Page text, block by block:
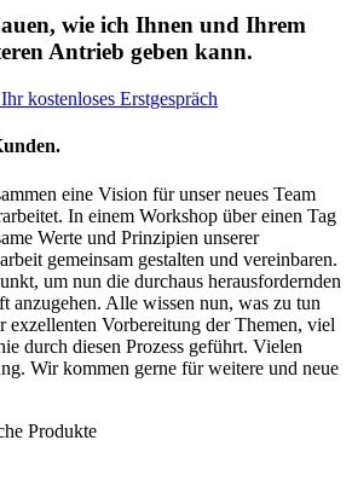
wie ich Ihnen und Ihrem
Antrieb geben kann.
kostenloses Erstgespräch
eine Vision für unser neues Team
In einem Workshop über einen Tag
Werte und Prinzipien unserer
gemeinsam gestalten und vereinbaren.
um nun die durchaus herausfordernden
anzugehen. Alle wissen nun, was zu tun
exzellenten Vorbereitung der Themen, viel
durch diesen Prozess geführt. Vielen
Wir kommen gerne für weitere und neue
Produkte